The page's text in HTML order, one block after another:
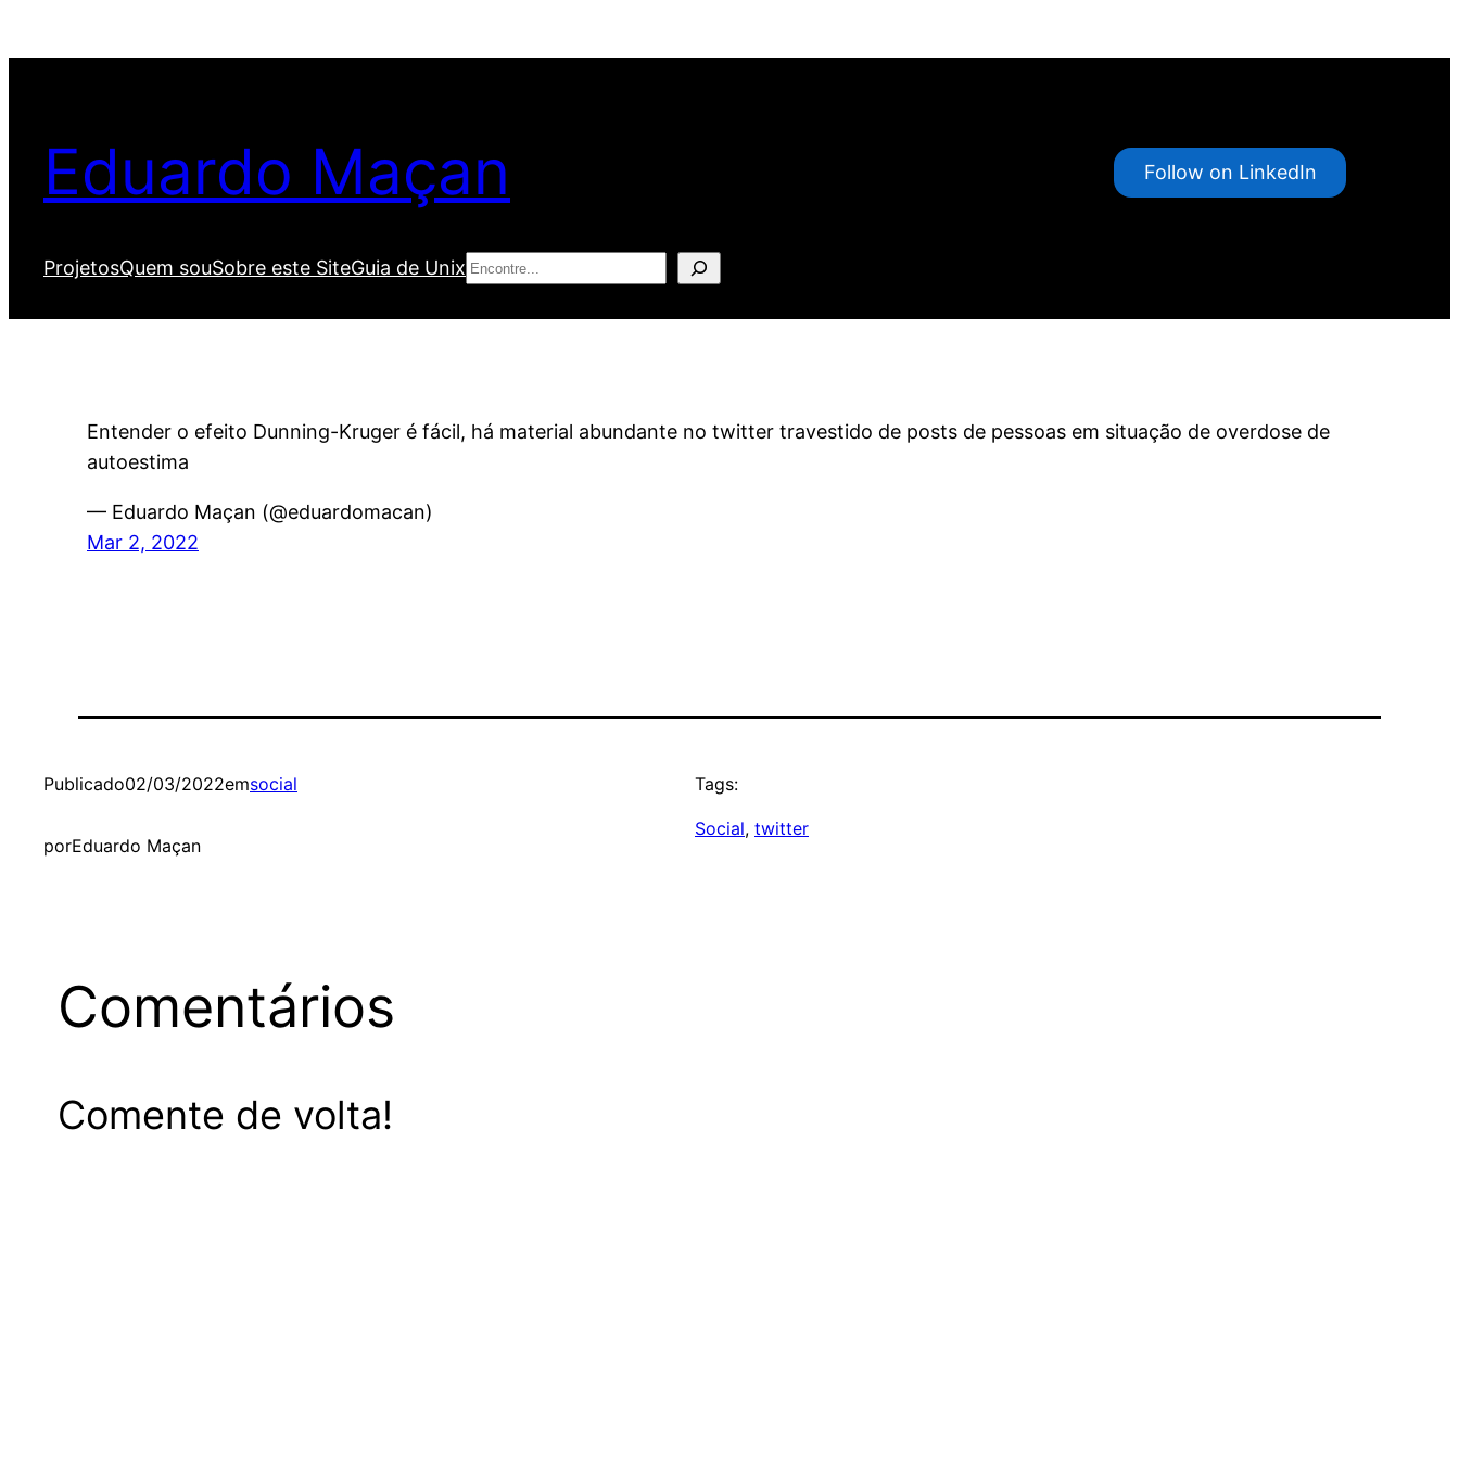
para
Eduardo Maçan Follow on LinkedIn
ProjetosQuem souSobre este SiteGuia de Unix Pesquisar
Entender o efeito Dunning-Kruger é fácil, há material abundante no twitter travestido de posts de pessoas em situação de overdose de
autoestima
— Eduardo Maçan (@eduardomacan)
Mar 2, 2022
Publicado02/03/2022emsocial
porEduardo Maçan
Tags:
Social, twitter
Comentários
Comente de volta!